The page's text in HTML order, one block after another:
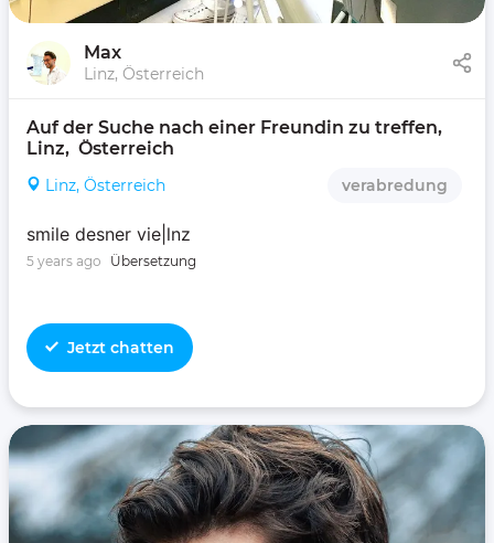
Max
Linz, Österreich
Auf der Suche nach einer Freundin zu treffen,
Linz,  Österreich
Linz, Österreich verabredung
smile desner vie|lnz
5 years ago Übersetzung
Jetzt chatten